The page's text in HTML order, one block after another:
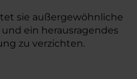
sie außergewöhnliche
ein herausragendes
zu verzichten.